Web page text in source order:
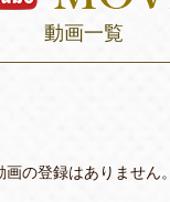
動画一覧
画の登録はありません。